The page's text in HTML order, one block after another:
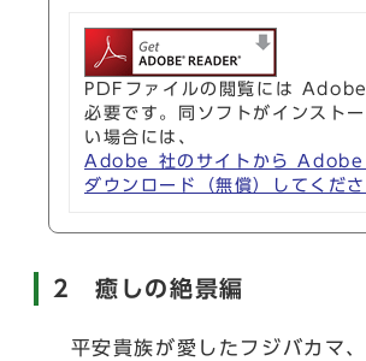
PDFファイルの閲覧には
必要です。同ソフトがインスト
い場合には、
Adobe 社のサイトから
ダウンロード（無償）してくださ
2 癒しの絶景編
平安貴族が愛したフジバカマ